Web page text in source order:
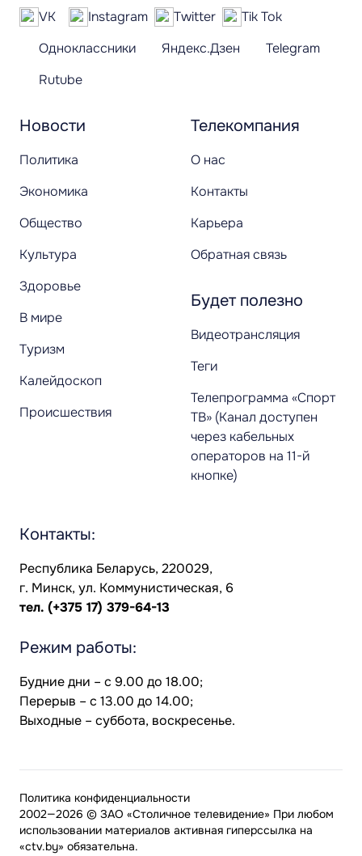
Новости
Политика
Экономика
Общество
Культура
Здоровье
В мире
Туризм
Калейдоскоп
Происшествия
Телекомпания
О нас
Контакты
Карьера
Обратная связь
Будет полезно
Видеотрансляция
Теги
Телепрограмма «Спорт
ТВ» (Канал доступен
через кабельных
операторов на 11-й
кнопке)
VK Instagram Twitter
Tik Tok
Одноклассники
Яндекс.Дзен
Telegram
Rutube
Контакты:
Республика Беларусь, 220029,
г. Минск, ул. Коммунистическая, 6
тел. (+375 17) 379-64-13
Режим работы:
Будние дни – с 9.00 до 18.00;
Перерыв – с 13.00 до 14.00;
Выходные – суббота, воскресенье.
2002—2026 © ЗАО «Столичное телевидение» При любом
использовании материалов активная гиперссылка на
«ctv.by» обязательна.
Политика конфиденциальности